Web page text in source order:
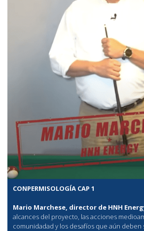
CONPERMISOLOGÍA CAP 1
Mario Marchese, director de HNH
alcances del proyecto, las acciones
comunidadad y los desafíos que aún deben